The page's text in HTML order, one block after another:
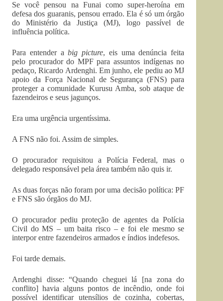
Se você pensou na Funai como super-heroína em
defesa dos guaranis, pensou errado. Ela é só um órgão
do Ministério da Justiça (MJ), logo passível de
influência política.
Para entender abig picture, eis uma denúncia feita
pelo procurador do MPF para assuntos indígenas no
pedaço, Ricardo Ardenghi. Em junho, ele pediu ao MJ
apoio da Força Nacional de Segurança (FNS) para
proteger a comunidade Kurusu Amba, sob ataque de
fazendeiros e seus jagunços.
Era uma urgência urgentíssima.
A FNS não foi. Assim de simples.
O procurador requisitou a Polícia Federal, mas o
delegado responsável pela área também não quis ir.
As duas forças não foram por uma decisão política: PF
e FNS são órgãos do MJ.
O procurador pediu proteção de agentes da Polícia
Civil do MS – um baita risco – e foi ele mesmo se
interpor entre fazendeiros armados e índios indefesos.
Foi tarde demais.
Ardenghi disse: “Quando cheguei lá [na zona do
conflito] havia alguns pontos de incêndio, onde foi
possível identificar utensílios de cozinha, cobertas,